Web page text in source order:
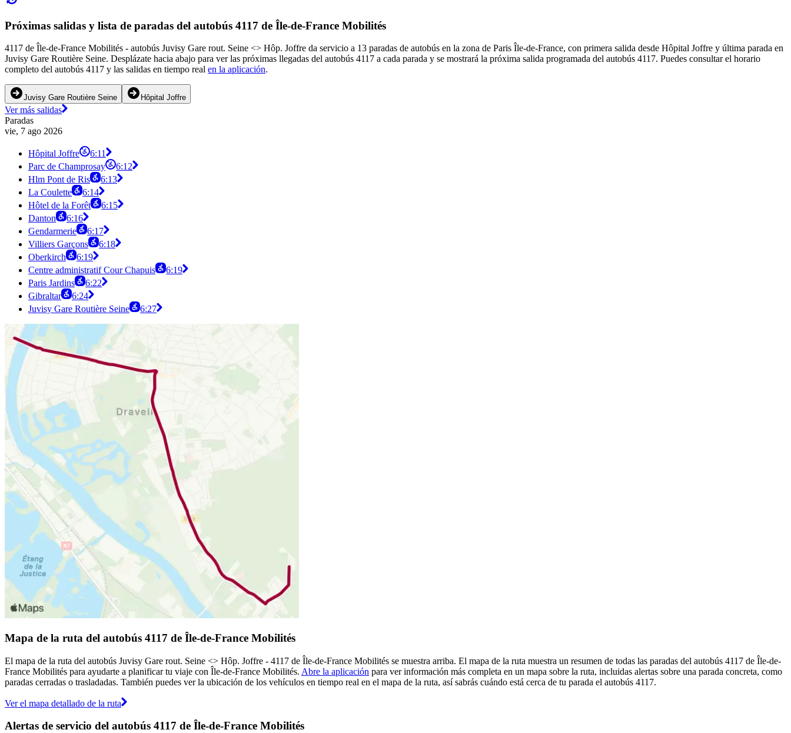
Próximas salidas y lista de paradas del autobús 4117 de Île-de-France Mobilités
4117 de Île-de-France Mobilités - autobús Juvisy Gare rout. Seine <> Hôp. Joffre da servicio a 13 paradas de autobús en la zona de Paris Île-de-France, con primera salida desde Hôpital Joffre y última parada en
Juvisy Gare Routière Seine. Desplázate hacia abajo para ver las próximas llegadas del autobús 4117 a cada parada y se mostrará la próxima salida programada del autobús 4117. Puedes consultar el horario
completo del autobús 4117 y las salidas en tiempo real en la aplicación.
Juvisy Gare Routière Seine Hôpital Joffre
Ver más salidas
Paradas
vie, 7 ago 2026
Hôpital Joffre
6:11
Parc de Champrosay
6:12
Hlm Pont de Ris
6:13
La Coulette
6:14
Hôtel de la Forêt
6:15
Danton
6:16
Gendarmerie
6:17
Villiers Garçons
6:18
Oberkirch
6:19
Centre administratif Cour Chapuis
6:19
Paris Jardins
6:22
Gibraltar
6:24
Juvisy Gare Routière Seine
6:27
Mapa de la ruta del autobús 4117 de Île-de-France Mobilités
El mapa de la ruta del autobús Juvisy Gare rout. Seine <> Hôp. Joffre - 4117 de Île-de-France Mobilités se muestra arriba. El mapa de la ruta muestra un resumen de todas las paradas del autobús 4117 de Île-de-
France Mobilités para ayudarte a planificar tu viaje con Île-de-France Mobilités. Abre la aplicación para ver información más completa en un mapa sobre la ruta, incluidas alertas sobre una parada concreta, como
paradas cerradas o trasladadas. También puedes ver la ubicación de los vehículos en tiempo real en el mapa de la ruta, así sabrás cuándo está cerca de tu parada el autobús 4117.
Ver el mapa detallado de la ruta
Alertas de servicio del autobús 4117 de Île-de-France Mobilités